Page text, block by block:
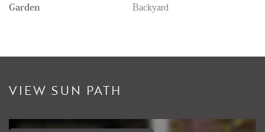
Garden Backyard
VIEW SUN PATH